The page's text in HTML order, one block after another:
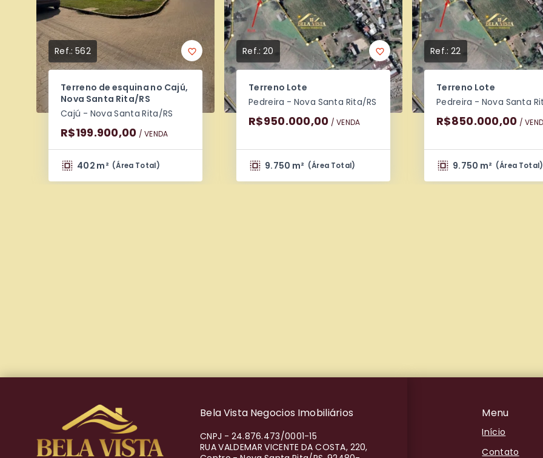
Ref.:562
Terreno de esquina no Cajú,
Nova Santa Rita/RS
Cajú - Nova Santa Rita/RS
R$199.900,00 / VENDA
402 m² (Área Total)
Ref.:20
Terreno Lote
Pedreira - Nova Santa Rita/RS
R$950.000,00 / VENDA
9.750 m² (Área Total)
Ref.:22
Terreno Lote
Pedreira - Nova Santa
R$850.000,00 /
9.750 m² (Área Total)
Menu
Início
Contato
Bela Vista Negocios Imobiliários
CNPJ - 24.876.473/0001-15
RUA VALDEMAR VICENTE DA COSTA, 220,